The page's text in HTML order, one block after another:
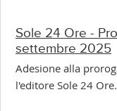
Sole 24 Ore -
settembre 2025
Adesione alla
l'editore Sole 24 Ore.